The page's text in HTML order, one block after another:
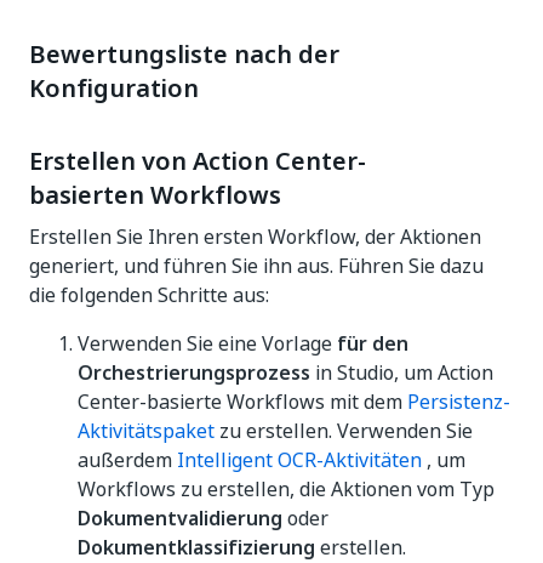
Bewertungsliste nach der
Konfiguration
Erstellen von Action Center-
basierten Workflows
Erstellen Sie Ihren ersten Workflow, der Aktionen
generiert, und führen Sie ihn aus. Führen Sie dazu
die folgenden Schritte aus:
Verwenden Sie eine Vorlage für den
Orchestrierungsprozess in Studio, um Action
Center-basierte Workflows mit dem Persistenz-
Aktivitätspaket zu erstellen. Verwenden Sie
außerdem Intelligent OCR-Aktivitäten , um
Workflows zu erstellen, die Aktionen vom Typ
Dokumentvalidierung oder
Dokumentklassifizierung erstellen.